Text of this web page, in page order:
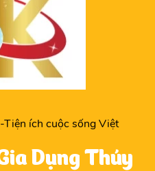
ích cuộc sống Việt
Dụng Thúy